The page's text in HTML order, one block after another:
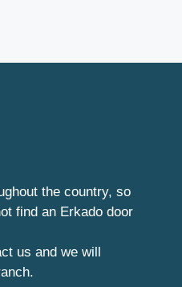
the country, so
find an Erkado door
us and we will